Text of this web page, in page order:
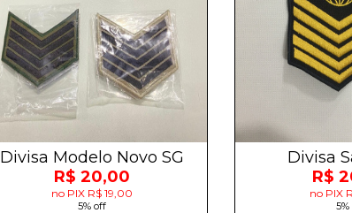
Divisa Modelo Novo SG
R$ 20,00
no PIX R$ 19,00
5% off
Divisa
R$
no PIX